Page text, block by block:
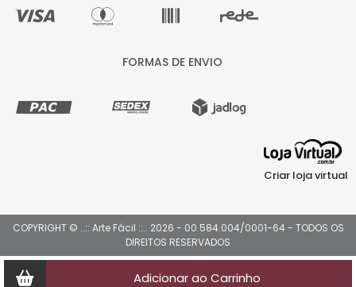
Adicionar ao Carrinho
FORMAS DE ENVIO
Criar loja virtual
COPYRIGHT © ..:: Arte Fácil ::.. 2026 - 00.584.004/0001-64 - TODOS OS
DIREITOS RESERVADOS